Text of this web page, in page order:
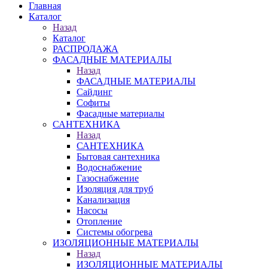
Главная
Каталог
Назад
Каталог
РАСПРОДАЖА
ФАСАДНЫЕ МАТЕРИАЛЫ
Назад
ФАСАДНЫЕ МАТЕРИАЛЫ
Сайдинг
Софиты
Фасадные материалы
САНТЕХНИКА
Назад
САНТЕХНИКА
Бытовая сантехника
Водоснабжение
Газоснабжение
Изоляция для труб
Канализация
Насосы
Отопление
Системы обогрева
ИЗОЛЯЦИОННЫЕ МАТЕРИАЛЫ
Назад
ИЗОЛЯЦИОННЫЕ МАТЕРИАЛЫ